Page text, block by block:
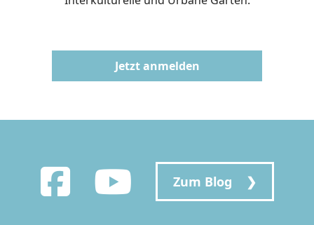
Jetzt anmelden
Zum Blog ❯